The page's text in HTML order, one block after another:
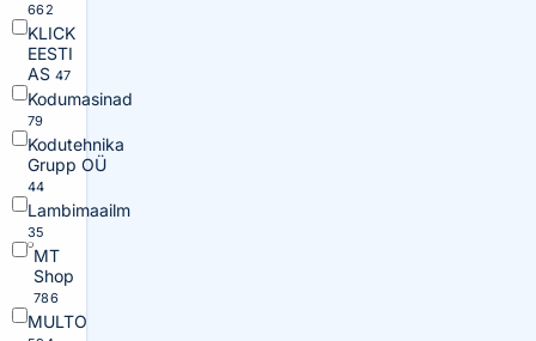
662
KLICK
EESTI
AS 47
Kodumasinad
79
Kodutehnika
Grupp OÜ
44
Lambimaailm
35
MT
Shop
786
MULTO